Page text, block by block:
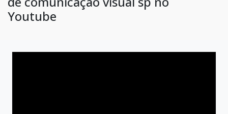
Youtube